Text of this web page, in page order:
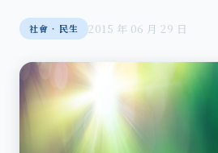
社會‧民生 2015 年 06 月 29 日